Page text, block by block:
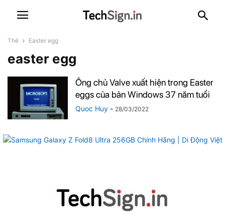
Thẻ Easter egg
easter egg
Ông chủ Valve xuất hiện trong Easter
eggs của bản Windows 37 năm tuổi
Quoc Huy - 28/03/2022